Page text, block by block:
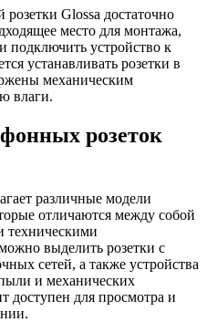
Glossa достаточно
место для монтажа,
подключить устройство к
устанавливать розетки в
механическим
влаги.
розеток
различные модели
отличаются между собой
техническими
выделить розетки с
сетей, а также устройства
и механических
доступен для просмотра и